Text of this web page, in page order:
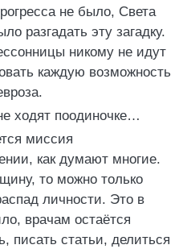
не было, Света
разгадать эту загадку.
никому не идут
каждую возможность
ходят поодиночке…
миссия
как думают многие.
то можно только
личности. Это в
врачам остаётся
писать статьи, делиться